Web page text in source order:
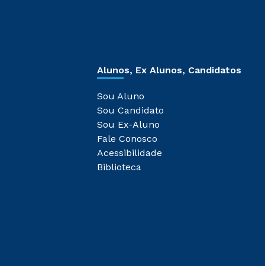
Alunos, Ex Alunos, Candidatos
Sou Aluno
Sou Candidato
Sou Ex-Aluno
Fale Conosco
Acessibilidade
Biblioteca